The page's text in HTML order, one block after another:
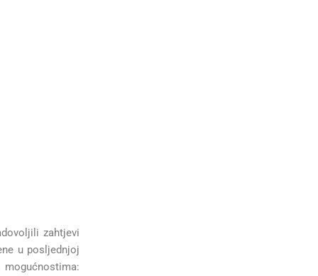
zahtjevi
u posljednjoj